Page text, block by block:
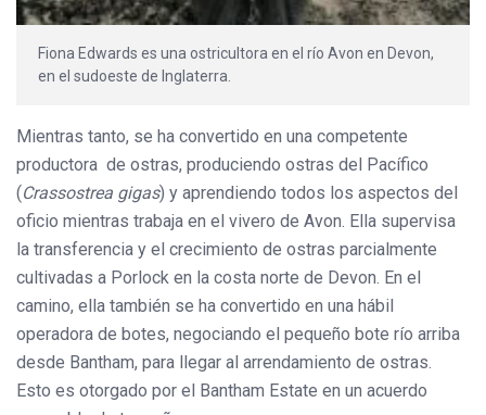
Fiona Edwards es una ostricultora en el río Avon en Devon,
en el sudoeste de Inglaterra.
Mientras tanto, se ha convertido en una competente
productora de ostras, produciendo ostras del Pacífico
(Crassostrea gigas) y aprendiendo todos los aspectos del
oficio mientras trabaja en el vivero de Avon. Ella supervisa
la transferencia y el crecimiento de ostras parcialmente
cultivadas a Porlock en la costa norte de Devon. En el
camino, ella también se ha convertido en una hábil
operadora de botes, negociando el pequeño bote río arriba
desde Bantham, para llegar al arrendamiento de ostras.
Esto es otorgado por el Bantham Estate en un acuerdo